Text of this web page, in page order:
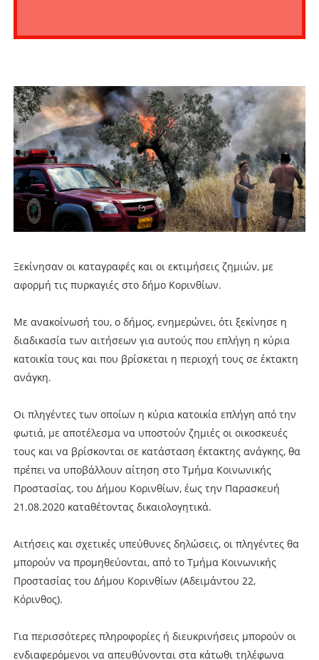
Ξεκίνησαν οι καταγραφές και οι εκτιμήσεις ζημιών, με
αφορμή τις πυρκαγιές στο δήμο Κορινθίων.
Με ανακοίνωσή του, ο δήμος, ενημερώνει, ότι ξεκίνησε η
διαδικασία των αιτήσεων για αυτούς που επλήγη η κύρια
κατοικία τους και που βρίσκεται η περιοχή τους σε έκτακτη
ανάγκη.
Οι πληγέντες των οποίων η κύρια κατοικία επλήγη από την
φωτιά, με αποτέλεσμα να υποστούν ζημιές οι οικοσκευές
τους και να βρίσκονται σε κατάσταση έκτακτης ανάγκης, θα
πρέπει να υποβάλλουν αίτηση στο Τμήμα Κοινωνικής
Προστασίας, του Δήμου Κορινθίων, έως την Παρασκευή
21.08.2020 καταθέτοντας δικαιολογητικά.
Αιτήσεις και σχετικές υπεύθυνες δηλώσεις, οι πληγέντες θα
μπορούν να προμηθεύονται, από το Τμήμα Κοινωνικής
Προστασίας του Δήμου Κορινθίων (Αδειμάντου 22,
Κόρινθος).
Για περισσότερες πληροφορίες ή διευκρινήσεις μπορούν οι
ενδιαφερόμενοι να απευθύνονται στα κάτωθι τηλέφωνα